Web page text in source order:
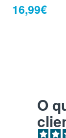
16,99€
O